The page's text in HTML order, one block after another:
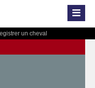
un cheval